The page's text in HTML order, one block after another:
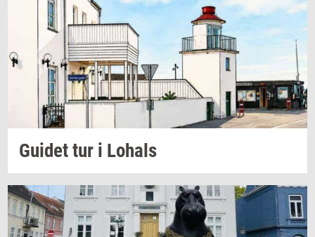
Gu­i­dettur i Lo­hals